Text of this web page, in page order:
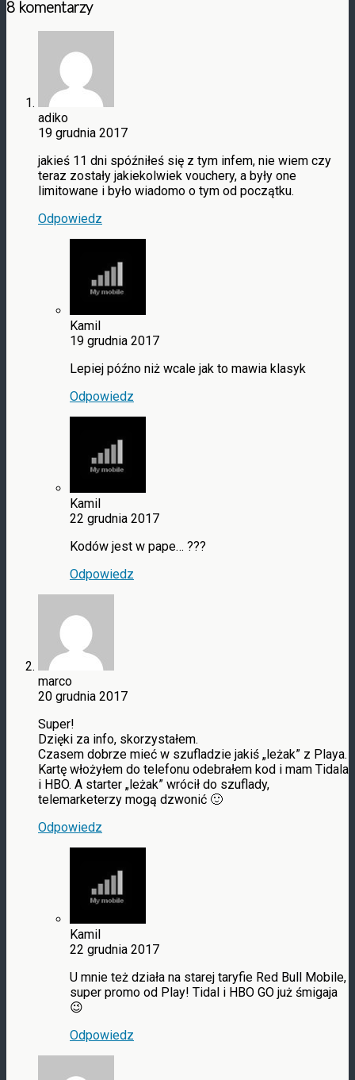
8 komentarzy
adiko
19 grudnia 2017
jakieś 11 dni spóźniłeś się z tym infem, nie wiem czy
teraz zostały jakiekolwiek vouchery, a były one
limitowane i było wiadomo o tym od początku.
Odpowiedz
Kamil
19 grudnia 2017
Lepiej późno niż wcale jak to mawia klasyk
Odpowiedz
Kamil
22 grudnia 2017
Kodów jest w pape… ???
Odpowiedz
marco
20 grudnia 2017
Super!
Dzięki za info, skorzystałem.
Czasem dobrze mieć w szufladzie jakiś „leżak” z Playa.
Kartę włożyłem do telefonu odebrałem kod i mam Tidala
i HBO. A starter „leżak” wrócił do szuflady,
telemarketerzy mogą dzwonić 🙂
Odpowiedz
Kamil
22 grudnia 2017
U mnie też działa na starej taryfie Red Bull Mobile,
super promo od Play! Tidal i HBO GO już śmigaja
😉
Odpowiedz